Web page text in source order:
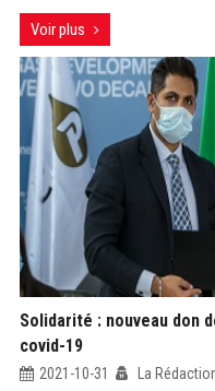
Voir plus
Solidarité : nouveau don
covid-19
2021-10-31 La